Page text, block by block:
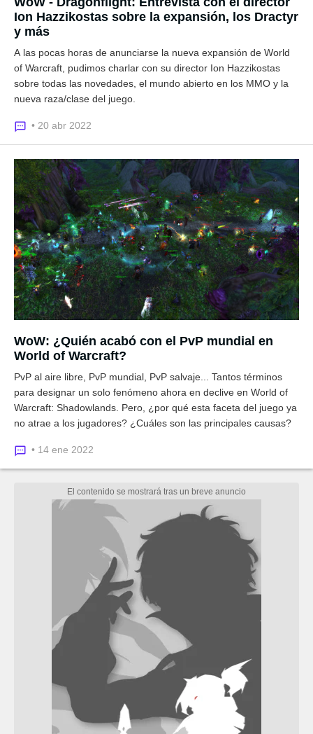
Ion Hazzikostas sobre la expansión, los Dractyr
y más
A las pocas horas de anunciarse la nueva expansión de World
of Warcraft, pudimos charlar con su director Ion Hazzikostas
sobre todas las novedades, el mundo abierto en los MMO y la
nueva raza/clase del juego.
• 20 abr 2022
WoW: ¿Quién acabó con el PvP mundial en
World of Warcraft?
PvP al aire libre, PvP mundial, PvP salvaje... Tantos términos
para designar un solo fenómeno ahora en declive en World of
Warcraft: Shadowlands. Pero, ¿por qué esta faceta del juego ya
no atrae a los jugadores? ¿Cuáles son las principales causas?
• 14 ene 2022